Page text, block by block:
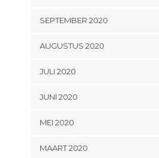
SEPTEMBER 2020
AUGUSTUS 2020
JULI 2020
JUNI 2020
MEI 2020
MAART 2020